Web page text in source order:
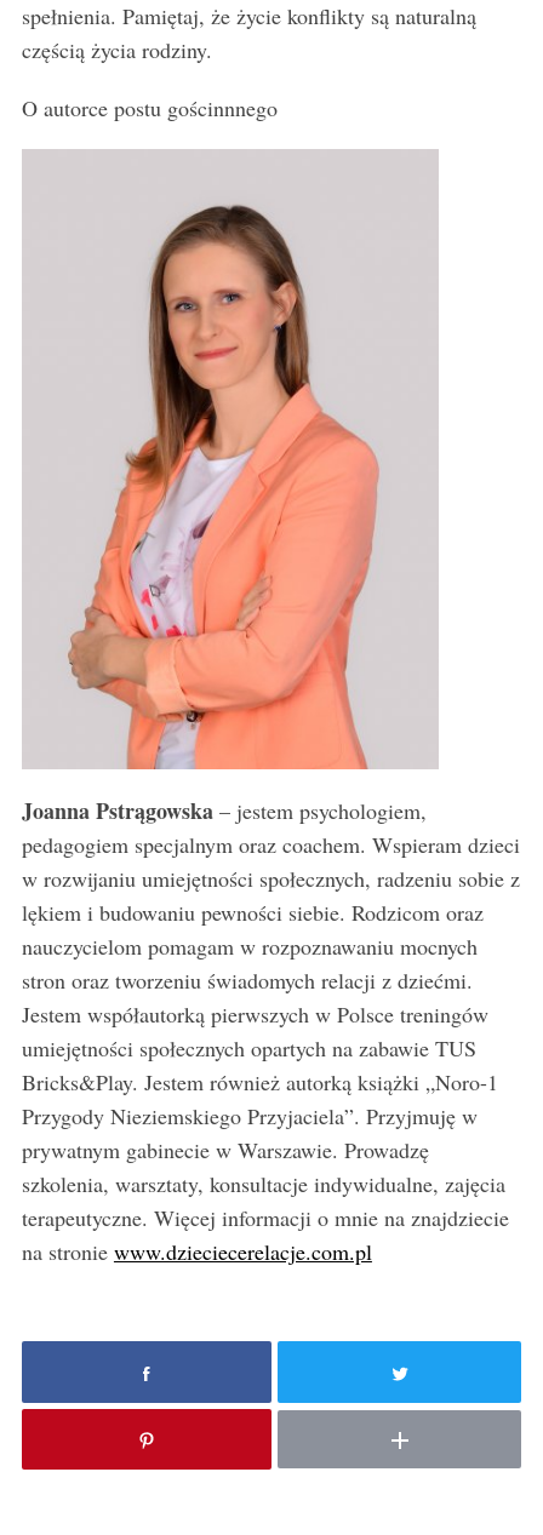
spełnienia. Pamiętaj, że życie konflikty są naturalną
częścią życia rodziny.
O autorce postu gościnnnego
Joanna Pstrągowska– jestem psychologiem,
pedagogiem specjalnym oraz coachem. Wspieram dzieci
w rozwijaniu umiejętności społecznych, radzeniu sobie z
lękiem i budowaniu pewności siebie. Rodzicom oraz
nauczycielom pomagam w rozpoznawaniu mocnych
stron oraz tworzeniu świadomych relacji z dziećmi.
Jestem współautorką pierwszych w Polsce treningów
umiejętności społecznych opartych na zabawie TUS
Bricks&Play. Jestem również autorką książki „Noro-1
Przygody Nieziemskiego Przyjaciela”. Przyjmuję w
prywatnym gabinecie w Warszawie. Prowadzę
szkolenia, warsztaty, konsultacje indywidualne, zajęcia
terapeutyczne. Więcej informacji o mnie na znajdziecie
na stronie www.dzieciecerelacje.com.pl